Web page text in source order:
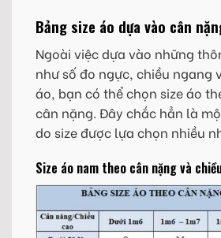
Bảng size áo dựa vào cân
Ngoài việc dựa vào những
như số đo ngực, chiều ngang
áo, bạn có thể chọn size áo
cân nặng. Đây chắc hẳn là
do size được lựa chọn nhiều
Size áo nam theo cân nặng và